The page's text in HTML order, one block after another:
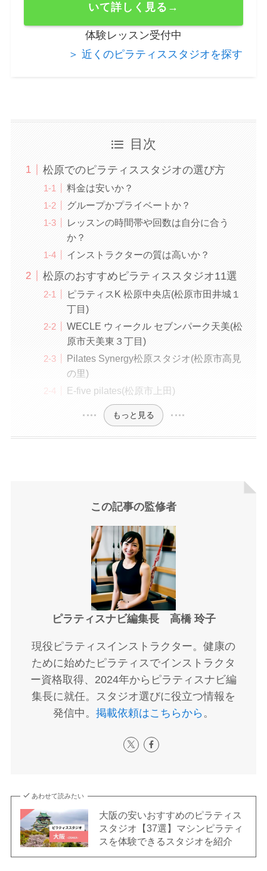
いて詳しく見る→
体験レッスン受付中
＞ 近くのピラティススタジオを探す
目次
松原でのピラティススタジオの選び方
料金は安いか？
グループかプライベートか？
レッスンの時間帯や回数は自分に合う
か？
インストラクターの質は高いか？
松原のおすすめピラティススタジオ11選
ピラティスK 松原中央店(松原市田井城１
丁目)
WECLE ウィークル セブンパーク天美(松
原市天美東３丁目)
Pilates Synergy松原スタジオ(松原市高見
の里)
E-five pilates(松原市上田)
もっと見る
この記事の監修者
ピラティスナビ編集長 高橋 玲子
現役ピラティスインストラクター。健康の
ために始めたピラティスでインストラクタ
ー資格取得、2024年からピラティスナビ編
集長に就任。スタジオ選びに役立つ情報を
発信中。 掲載依頼はこちらから 。
あわせて読みたい
大阪の安いおすすめのピラティス
スタジオ【37選】マシンピラティ
スを体験できるスタジオを紹介